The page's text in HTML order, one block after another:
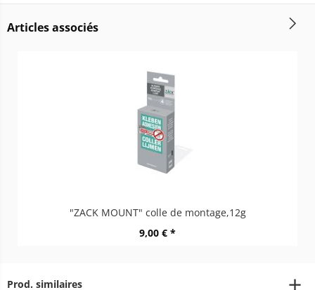
Articles associés
"ZACK MOUNT" colle de montage,12g
9,00 € *
Prod. similaires